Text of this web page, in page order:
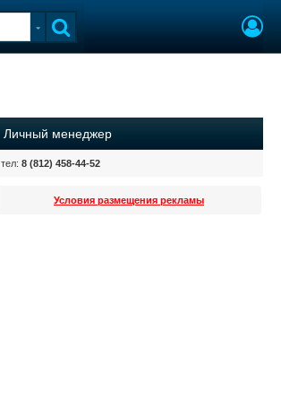
Личный менеджер
тел: 8 (812) 458-44-52
Условия размещения рекламы